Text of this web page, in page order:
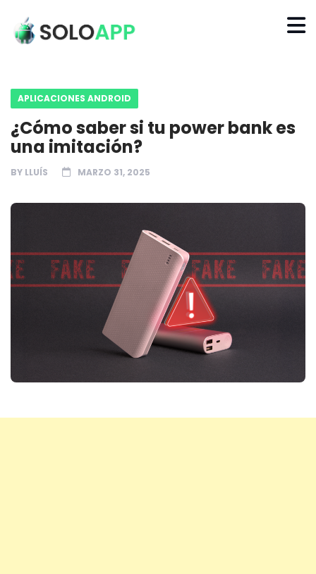
APLICACIONES ANDROID
¿Cómo saber si tu power bank es
una imitación?
BY LLUÍS MARZO 31, 2025